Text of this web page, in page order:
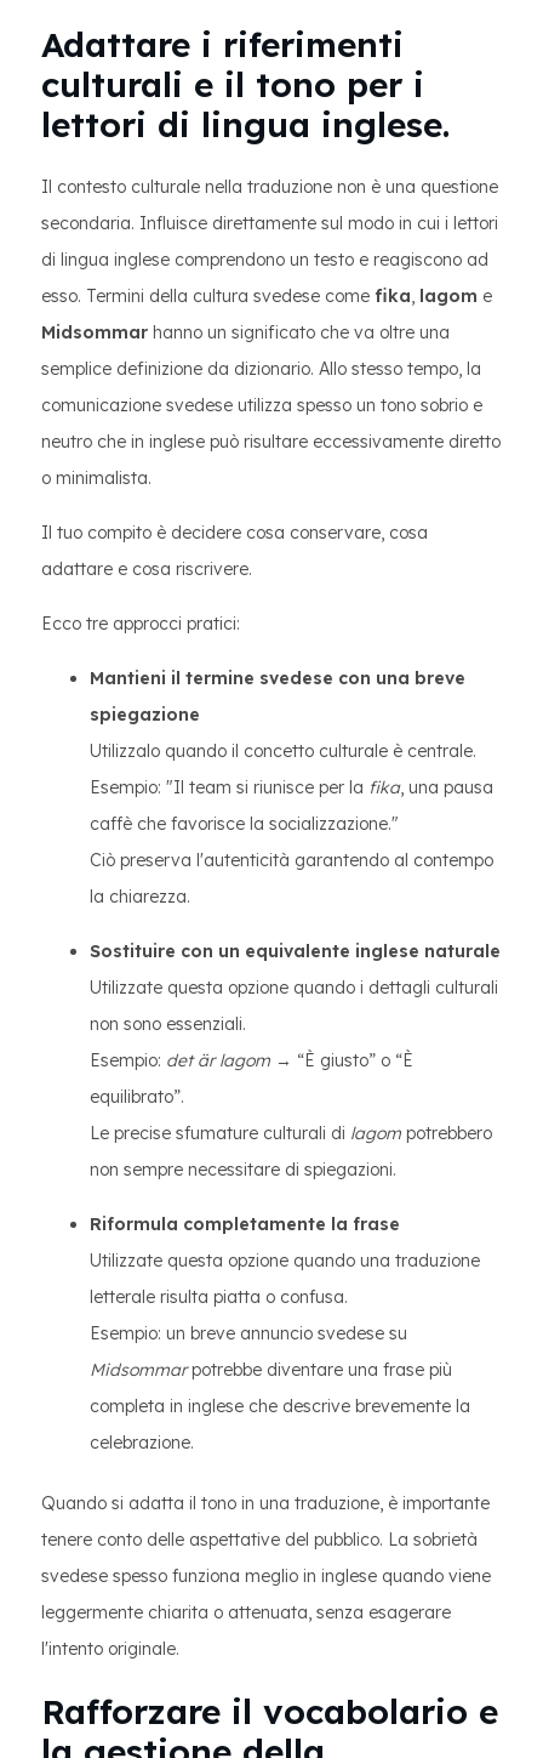
Adattare i riferimenti
culturali e il tono per i
lettori di lingua inglese.
Il contesto culturale nella traduzione non è una questione
secondaria. Influisce direttamente sul modo in cui i lettori
di lingua inglese comprendono un testo e reagiscono ad
esso. Termini della cultura svedese come fika, lagom e
Midsommar hanno un significato che va oltre una
semplice definizione da dizionario. Allo stesso tempo, la
comunicazione svedese utilizza spesso un tono sobrio e
neutro che in inglese può risultare eccessivamente diretto
o minimalista.
Il tuo compito è decidere cosa conservare, cosa
adattare e cosa riscrivere.
Ecco tre approcci pratici:
Mantieni il termine svedese con una breve
spiegazione
Utilizzalo quando il concetto culturale è centrale.
Esempio: "Il team si riunisce per la fika, una pausa
caffè che favorisce la socializzazione."
Ciò preserva l'autenticità garantendo al contempo
la chiarezza.
Sostituire con un equivalente inglese naturale
Utilizzate questa opzione quando i dettagli culturali
non sono essenziali.
Esempio: det är lagom → “È giusto” o “È
equilibrato”.
Le precise sfumature culturali di lagom potrebbero
non sempre necessitare di spiegazioni.
Riformula completamente la frase
Utilizzate questa opzione quando una traduzione
letterale risulta piatta o confusa.
Esempio: un breve annuncio svedese su
Midsommarpotrebbe diventare una frase più
completa in inglese che descrive brevemente la
celebrazione.
Quando si adatta il tono in una traduzione, è importante
tenere conto delle aspettative del pubblico. La sobrietà
svedese spesso funziona meglio in inglese quando viene
leggermente chiarita o attenuata, senza esagerare
l'intento originale.
Rafforzare il vocabolario e